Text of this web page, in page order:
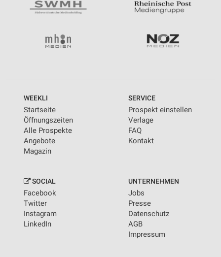
WEEKLI
Startseite
Öffnungszeiten
Alle Prospekte
Angebote
Magazin
SERVICE
Prospekt einstellen
Verlage
FAQ
Kontakt
SOCIAL
Facebook
Twitter
Instagram
LinkedIn
UNTERNEHMEN
Jobs
Presse
Datenschutz
AGB
Impressum